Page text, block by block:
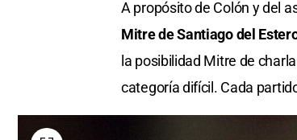
A propósito de Colón y del
Mitre de Santiago del
la posibilidad Mitre de
categoría difícil. Cada